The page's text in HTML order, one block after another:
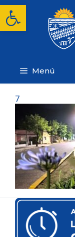
Abrir
Saltar
contenido
Menú
7